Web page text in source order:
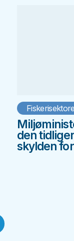
den
skylden